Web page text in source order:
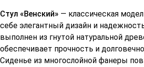
Стул «Венский» — классическая
себе элегантный дизайн и
выполнен из гнутой натуральной
обеспечивает прочность и
Сиденье из многослойной фанеры